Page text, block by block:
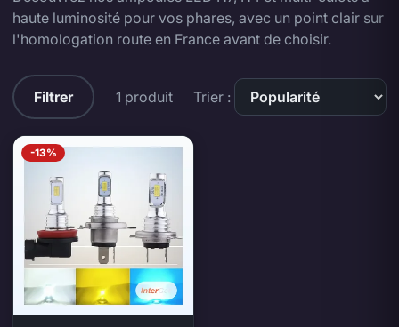
haute luminosité pour vos phares, avec un point clair sur
l'homologation route en France avant de choisir.
Éclairage LED — produits
Filtrer 1 produit Trier :
-13%